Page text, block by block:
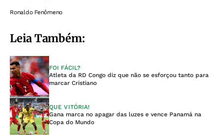
Ronaldo Fenômeno
Leia Também:
FOI FÁCIL?
Atleta da RD Congo diz que não se esforçou tanto para
marcar Cristiano
QUE VITÓRIA!
Gana marca no apagar das luzes e vence Panamá na
Copa do Mundo